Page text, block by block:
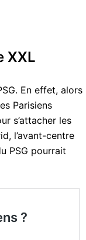
XXL
En effet, alors
Parisiens
s’attacher les
l’avant-centre
PSG pourrait
?